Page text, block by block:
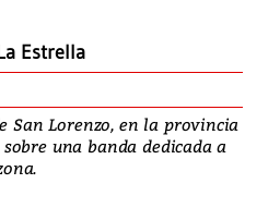
Estrella
San Lorenzo, en la provincia
una banda dedicada a